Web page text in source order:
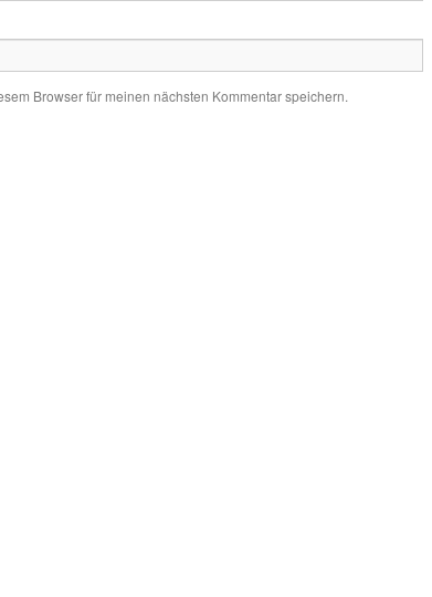
Browser für meinen nächsten Kommentar speichern.